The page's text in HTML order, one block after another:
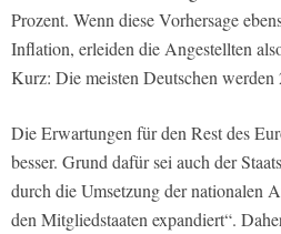
Prozent. Wenn diese Vorhersage
Inflation, erleiden die Angestellten
Kurz: Die meisten Deutschen werden
Die Erwartungen für den Rest des
besser. Grund dafür sei auch der
durch die Umsetzung der nationalen
den Mitgliedstaaten expandiert“.